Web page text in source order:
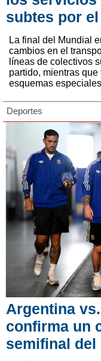
subtes por
La final del Mundial
cambios en el
líneas de colectivos
partido, mientras
esquemas
Deportes
Argentina
confirma un
semifinal del